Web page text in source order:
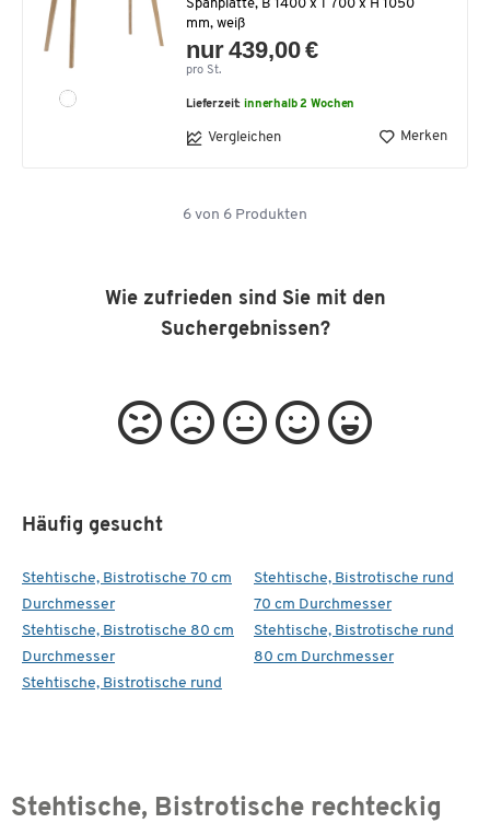
Spanplatte, B 1400 x T 700 x H 1050
mm, weiß
nur 439,00 €
pro St.
Lieferzeit:innerhalb 2 Wochen
Vergleichen Merken
6 von 6 Produkten
Wie zufrieden sind Sie mit den
Suchergebnissen?
Häufig gesucht
Stehtische, Bistrotische 70 cm
Durchmesser
Stehtische, Bistrotische 80 cm
Durchmesser
Stehtische, Bistrotische rund
Stehtische, Bistrotische rund
70 cm Durchmesser
Stehtische, Bistrotische rund
80 cm Durchmesser
Stehtische, Bistrotische rechteckig